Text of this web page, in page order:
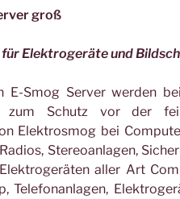
groß
Elektrogeräte und
E-Smog Server werden
zum Schutz vor der
Elektrosmog bei
Stereoanlagen,
aller Art
Telefonanlagen,